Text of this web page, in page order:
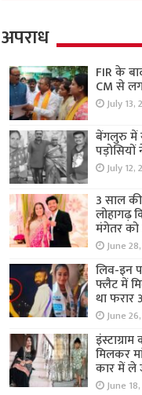
अपराध
FIR के
CM से
July 13,
बेंगलुरु में
July 12,
3 साल
लोहागढ़
मंगेतर
June
लिव-इन
फ्लैट में
था
June
मिलकर
कार में ले
June